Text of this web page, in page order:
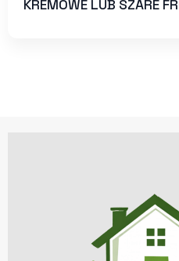
KREMOWE LUB SZARE